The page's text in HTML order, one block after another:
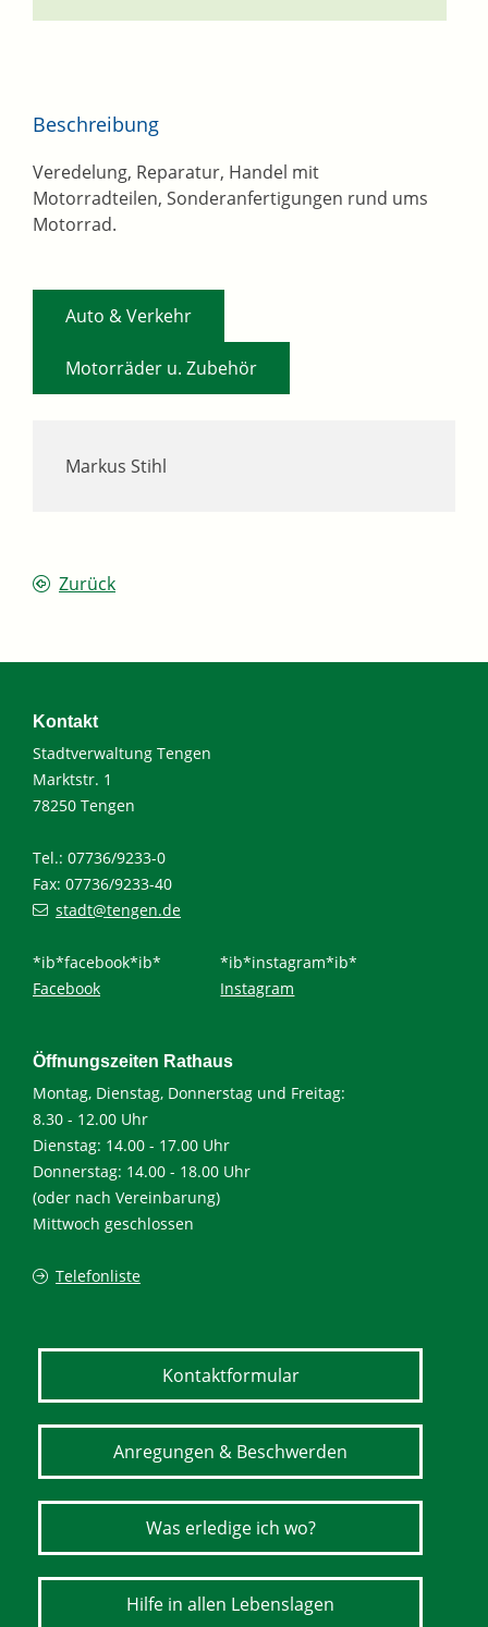
Markus Stihl
Beschreibung
Veredelung, Reparatur, Handel mit
Motorradteilen, Sonderanfertigungen rund ums
Motorrad.
Auto & Verkehr
Motorräder u. Zubehör
Zurück
Kontakt
Stadtverwaltung Tengen
Marktstr. 1
78250 Tengen
Tel.: 07736/9233-0
Fax: 07736/9233-40
stadt@tengen.de
*ib*facebook*ib*
Facebook
*ib*instagram*ib*
Instagram
Öffnungszeiten Rathaus
Montag, Dienstag, Donnerstag und Freitag:
8.30 - 12.00 Uhr
Dienstag: 14.00 - 17.00 Uhr
Donnerstag: 14.00 - 18.00 Uhr
(oder nach Vereinbarung)
Mittwoch geschlossen
Telefonliste
Kontaktformular
Anregungen & Beschwerden
Was erledige ich wo?
Hilfe in allen Lebenslagen